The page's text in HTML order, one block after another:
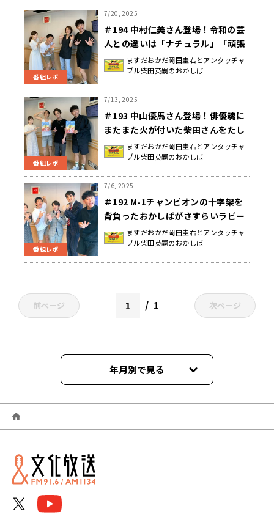
番組レポ
7/20, 2025
＃194 中村仁美さん登場！令和の芸
人との違いは「ナチュラル」「頑張
らない」だった日曜地獄
ますだおかだ岡田圭右とアンタッチャ
ブル柴田英嗣のおかしば
番組レポ
7/13, 2025
＃193 中山優馬さん登場！俳優魂に
またまた火が付いた柴田さんをたし
める岡田さん、の構図が完成した日
曜地獄
ますだおかだ岡田圭右とアンタッチャ
ブル柴田英嗣のおかしば
番組レポ
7/6, 2025
＃192 M-1チャンピオンの十字架を
背負ったおかしばがさすらいラビー
とお笑い談義に花を咲かせた日曜地
獄
ますだおかだ岡田圭右とアンタッチャ
ブル柴田英嗣のおかしば
前ページ 1 次ページ
年月別で見る
2026年04月
2026年03月
2026年02月